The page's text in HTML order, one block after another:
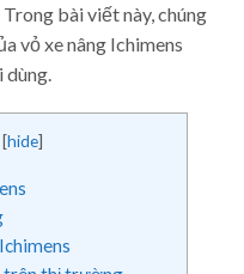
bài viết này, chúng
vỏ xe nâng Ichimens
[hide]